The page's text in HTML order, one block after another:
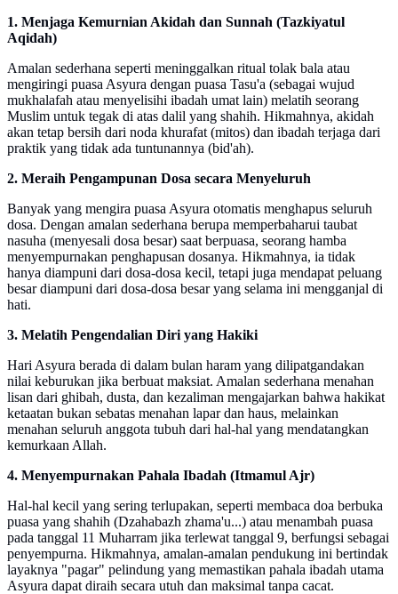
1. Menjaga Kemurnian Akidah dan Sunnah (Tazkiyatul
Aqidah)
Amalan sederhana seperti meninggalkan ritual tolak bala atau
mengiringi puasa Asyura dengan puasa Tasu'a (sebagai wujud
mukhalafah atau menyelisihi ibadah umat lain) melatih seorang
Muslim untuk tegak di atas dalil yang shahih. Hikmahnya, akidah
akan tetap bersih dari noda khurafat (mitos) dan ibadah terjaga dari
praktik yang tidak ada tuntunannya (bid'ah).
2. Meraih Pengampunan Dosa secara Menyeluruh
Banyak yang mengira puasa Asyura otomatis menghapus seluruh
dosa. Dengan amalan sederhana berupa memperbaharui taubat
nasuha (menyesali dosa besar) saat berpuasa, seorang hamba
menyempurnakan penghapusan dosanya. Hikmahnya, ia tidak
hanya diampuni dari dosa-dosa kecil, tetapi juga mendapat peluang
besar diampuni dari dosa-dosa besar yang selama ini mengganjal di
hati.
3. Melatih Pengendalian Diri yang Hakiki
Hari Asyura berada di dalam bulan haram yang dilipatgandakan
nilai keburukan jika berbuat maksiat. Amalan sederhana menahan
lisan dari ghibah, dusta, dan kezaliman mengajarkan bahwa hakikat
ketaatan bukan sebatas menahan lapar dan haus, melainkan
menahan seluruh anggota tubuh dari hal-hal yang mendatangkan
kemurkaan Allah.
4. Menyempurnakan Pahala Ibadah (Itmamul Ajr)
Hal-hal kecil yang sering terlupakan, seperti membaca doa berbuka
puasa yang shahih (Dzahabazh zhama'u...) atau menambah puasa
pada tanggal 11 Muharram jika terlewat tanggal 9, berfungsi sebagai
penyempurna. Hikmahnya, amalan-amalan pendukung ini bertindak
layaknya "pagar" pelindung yang memastikan pahala ibadah utama
Asyura dapat diraih secara utuh dan maksimal tanpa cacat.